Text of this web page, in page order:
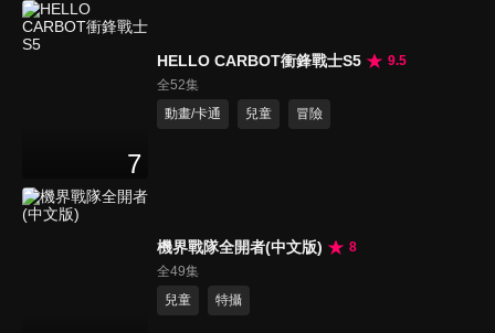
7
HELLO CARBOT衝鋒戰士S5
9.5
全52集
動畫/卡通
兒童 冒險
機界戰隊全開者(中文版)
8
全49集
兒童
特攝